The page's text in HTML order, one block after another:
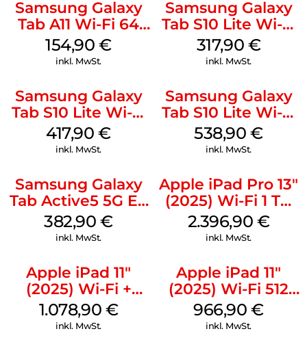
Samsung Galaxy
Tab A11 Wi-Fi 64
GB Gray
154,90€
inkl. MwSt.
Samsung Galaxy
Tab S10 Lite Wi-Fi
128 GB Gray
317,90 €
inkl. MwSt.
Samsung Galaxy
Tab S10 Lite Wi-Fi
256 GB Silver
417,90€
inkl. MwSt.
Samsung Galaxy
Tab S10 Lite Wi-Fi
256 GB Gray
538,90€
inkl. MwSt.
Samsung Galaxy
Tab Active5 5G EE
128 GB Black
382,90€
inkl. MwSt.
Apple iPad Pro 13″
(2025) Wi-Fi 1 TB
Standardglas
Space Schwarz
2.396,90 €
inkl. MwSt.
Apple iPad 11″
(2025) Wi-Fi +
Cellular 512 GB
Gelb
1.078,90 €
inkl. MwSt.
Apple iPad 11″
(2025) Wi-Fi 512
GB Gelb
966,90€
inkl. MwSt.